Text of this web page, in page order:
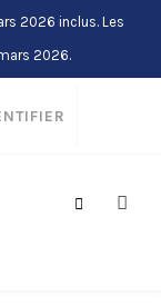
2026 inclus. Les
2026.